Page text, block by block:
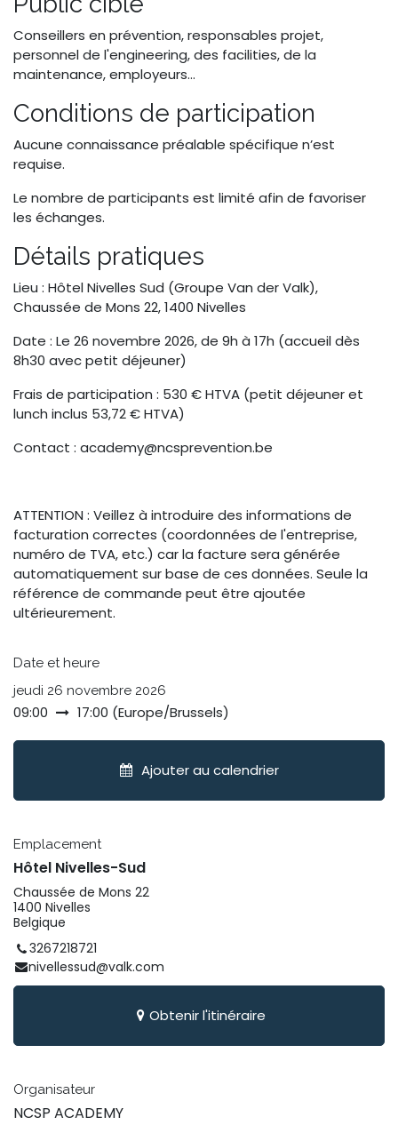
Conseillers en prévention, responsables projet,
personnel de l'engineering, des facilities, de la
maintenance, employeurs…
Conditions de participation
Aucune connaissance préalable spécifique n’est
requise.
Le nombre de participants est limité afin de favoriser
les échanges.
Détails pratiques
Lieu : Hôtel Nivelles Sud (Groupe Van der Valk),
Chaussée de Mons 22, 1400 Nivelles
Date : Le 26 novembre 2026, de 9h à 17h (accueil dès
8h30 avec petit déjeuner)
Frais de participation : 530 € HTVA (petit déjeuner et
lunch inclus 53,72 € HTVA)
Contact : academy@ncsprevention.be
ATTENTION : Veillez à introduire des informations de
facturation correctes (coordonnées de l'entreprise,
numéro de TVA, etc.) car la facture sera générée
automatiquement sur base de ces données. Seule la
référence de commande peut être ajoutée
ultérieurement.
Date et heure
jeudi 26 novembre 2026
09:00 17:00 (Europe/Brussels)
Ajouter au calendrier
Emplacement
Hôtel Nivelles-Sud
Chaussée de Mons 22
1400 Nivelles
Belgique
3267218721
nivellessud@valk.com
Obtenir l'itinéraire
Organisateur
NCSP ACADEMY